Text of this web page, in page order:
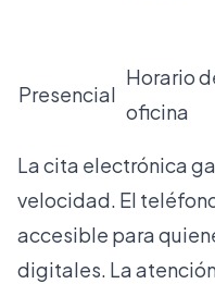
Presencial
Horario
oficina
La cita electrónica
velocidad. El
accesible para
digitales. La